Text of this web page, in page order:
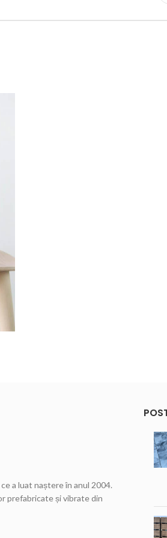
a luat naștere în anul 2004.
prefabricate și vibrate din